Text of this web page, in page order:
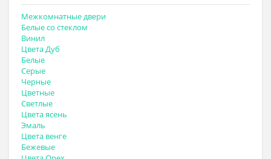
Межкомнатные двери
Белые со стеклом
Винил
Цвета Дуб
Белые
Серые
Черные
Цветные
Светлые
Цвета ясень
Эмаль
Цвета венге
Бежевые